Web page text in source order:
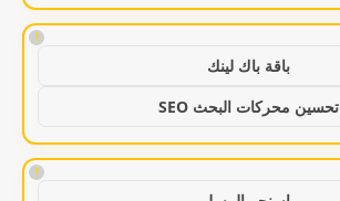
!
باقة باك لينك
تحسين محركات البحث SEO
!